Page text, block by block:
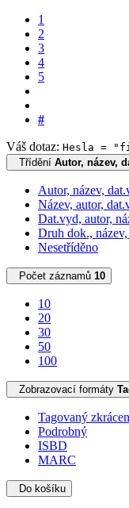
1
2
3
4
5
#
Váš dotaz: Hesla =
Třídění Autor, název,
Autor, název,
Název, autor,
Dat.vyd, autor,
Druh dok.,
Nesetříděno
Počet záznamů 10
10
20
30
50
100
Zobrazovací formáty
Tagovaný
Podrobný
ISBD
MARC
Do košíku